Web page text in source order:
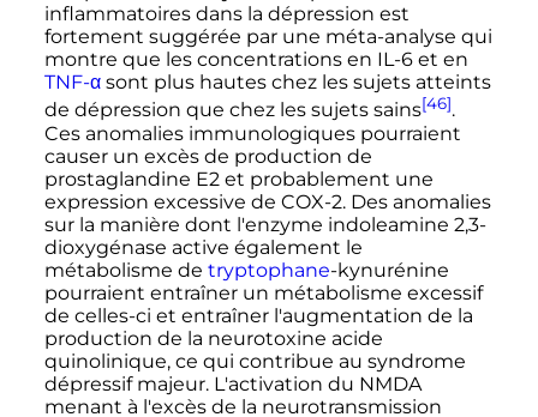
inflammatoires dans la dépression est
fortement suggérée par une méta-analyse qui
montre que les concentrations en IL-6 et en
TNF-αsont plus hautes chez les sujets atteints
de dépression que chez les sujets sains[46].
Ces anomalies immunologiques pourraient
causer un excès de production de
prostaglandine E2 et probablement une
expression excessive de COX-2. Des anomalies
sur la manière dont l'enzyme indoleamine 2,3-
dioxygénase active également le
métabolisme de tryptophane-kynurénine
pourraient entraîner un métabolisme excessif
de celles-ci et entraîner l'augmentation de la
production de la neurotoxine acide
quinolinique, ce qui contribue au syndrome
dépressif majeur. L'activation du NMDA
menant à l'excès de la neurotransmission